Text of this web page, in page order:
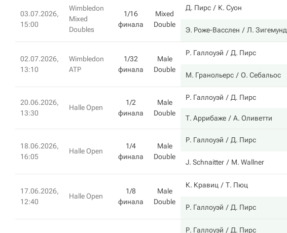
03.07.2026,
15:00
Wimbledon
Mixed
Doubles
1/16
финала
Mixed
Double
Д. Пирс К. Суон
Э. Роже-Васслен Л. Зигемунд
02.07.2026,
13:10
Wimbledon
ATP
1/32
финала
Male
Double
Р. Галлоуэй Д. Пирс
М. Гранольерс О. Себальос
20.06.2026,
13:30
Halle Open
1/2
финала
Male
Double
Р. Галлоуэй Д. Пирс
Т. Аррибаже А. Оливетти
18.06.2026,
16:05
Halle Open
1/4
финала
Male
Double
Р. Галлоуэй Д. Пирс
J. Schnaitter M. Wallner
17.06.2026,
12:40
Halle Open
1/8
финала
Male
Double
К. Кравиц Т. Пюц
Р. Галлоуэй Д. Пирс
Р. Галлоуэй Д. Пирс